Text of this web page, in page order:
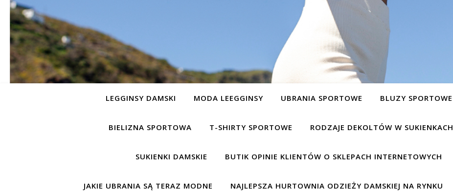
LEGGINSY DAMSKI MODA LEEGGINSY UBRANIA SPORTOWE BLUZY SPORTOWE
BIELIZNA SPORTOWA T-SHIRTY SPORTOWE RODZAJE DEKOLTÓW W SUKIENKACH
SUKIENKI DAMSKIE BUTIK OPINIE KLIENTÓW O SKLEPACH INTERNETOWYCH
JAKIE UBRANIA SĄ TERAZ MODNE NAJLEPSZA HURTOWNIA ODZIEŻY DAMSKIEJ NA RYNKU